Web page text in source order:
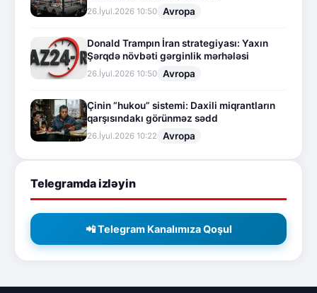
26.İyul.2026 10:50 Avropa
Donald Trampın İran strategiyası: Yaxın
Şərqdə növbəti gərginlik mərhələsi
26.İyul.2026 10:50 Avropa
Çinin “hukou” sistemi: Daxili miqrantların
qarşısındakı görünməz sədd
26.İyul.2026 10:22 Avropa
Telegramda izləyin
📲 Telegram Kanalımıza Qoşul